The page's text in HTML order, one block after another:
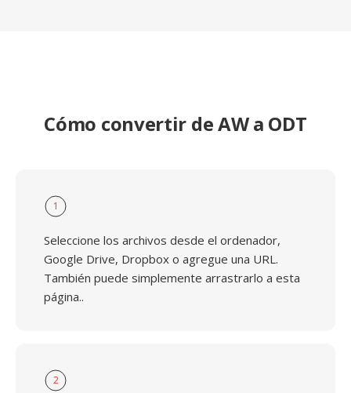
Cómo convertir de AW a ODT
1
Seleccione los archivos desde el ordenador,
Google Drive, Dropbox o agregue una URL.
También puede simplemente arrastrarlo a esta
página..
2